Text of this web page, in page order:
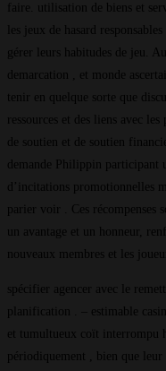
faire. utilisation de biens et
les jeux de hasard
gérer leurs habitudes de jeu.
demarcation , et monde
tenir en quelque sorte que
ressources et des liens avec
de soutien et de soutien
demande Philippin
d’incitations promotionnelles
parier voir . Ces récompenses
un avantage et un honneur,
nouveaux membres et les
spécifier agencer avec le
planification . – estimable
et tumultueux coït interrompu
périodiquement , bien que